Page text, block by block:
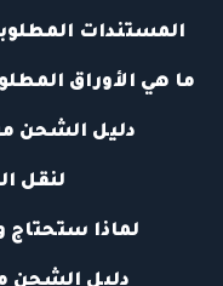
المستندات
ما هي الأوراق
دليل الشحن
لنقل
لماذا
دليل الشحن